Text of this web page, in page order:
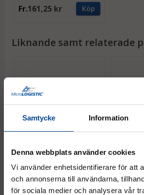
Samtycke Information
Denna webbplats använder cookies
Vi använder enhetsidentifierare för att
och annonserna till användarna,
för sociala medier och analysera vår
Fr.161,25 kr Köp
Liknande samt relaterade
Dem-Truk Standard Kit,
hopfällbar vagn, 700x660
mm (850x660 mm m.
Väska och tillbehör ingår!
Dem-
mm
Väska